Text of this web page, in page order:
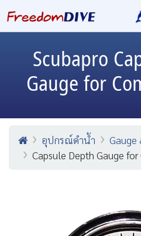
Scubapro
Gauge for
อุปกรณ์ดำน้ำ
Gauge
Capsule Depth Gauge